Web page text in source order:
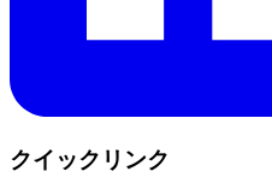
クイックリンク